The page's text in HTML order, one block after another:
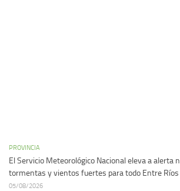
PROVINCIA
El Servicio Meteorológico Nacional eleva a alerta
tormentas y vientos fuertes para todo Entre Ríos
05/08/2026